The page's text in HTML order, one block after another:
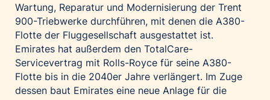
Wartung, Reparatur und Modernisierung der Trent
900-Triebwerke durchführen, mit denen die A380-
Flotte der Fluggesellschaft ausgestattet ist.
Emirates hat außerdem den TotalCare-
Servicevertrag mit Rolls-Royce für seine A380-
Flotte bis in die 2040er Jahre verlängert. Im Zuge
dessen baut Emirates eine neue Anlage für die